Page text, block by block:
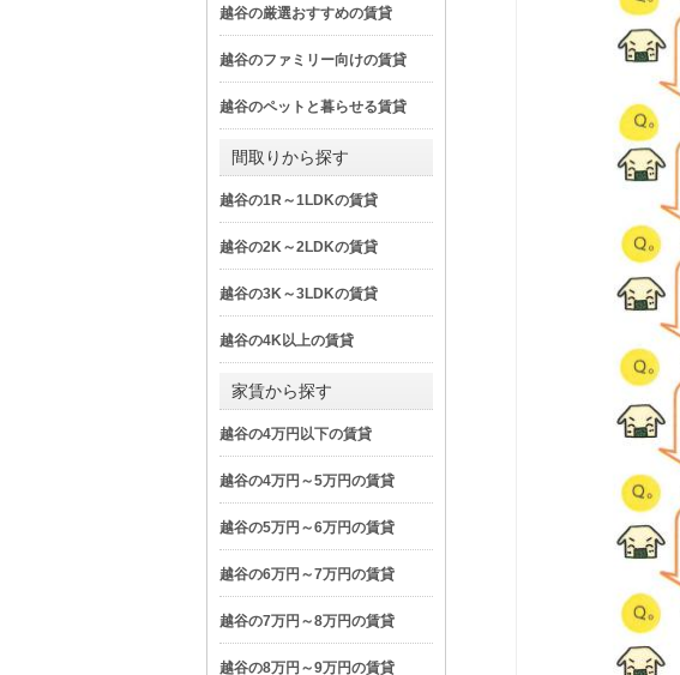
越谷の厳選おすすめの賃貸
越谷のファミリー向けの賃貸
越谷のペットと暮らせる賃貸
間取りから探す
越谷の1R～1LDKの賃貸
越谷の2K～2LDKの賃貸
越谷の3K～3LDKの賃貸
越谷の4K以上の賃貸
家賃から探す
越谷の4万円以下の賃貸
越谷の4万円～5万円の賃貸
越谷の5万円～6万円の賃貸
越谷の6万円～7万円の賃貸
越谷の7万円～8万円の賃貸
越谷の8万円～9万円の賃貸